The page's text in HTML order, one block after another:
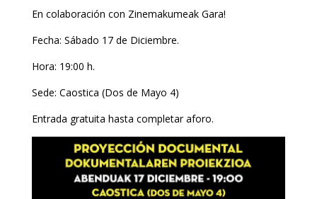
En colaboración con Zinemakumeak Gara!
Fecha: Sábado 17 de Diciembre.
Hora: 19:00 h.
Sede: Caostica (Dos de Mayo 4)
Entrada gratuita hasta completar aforo.